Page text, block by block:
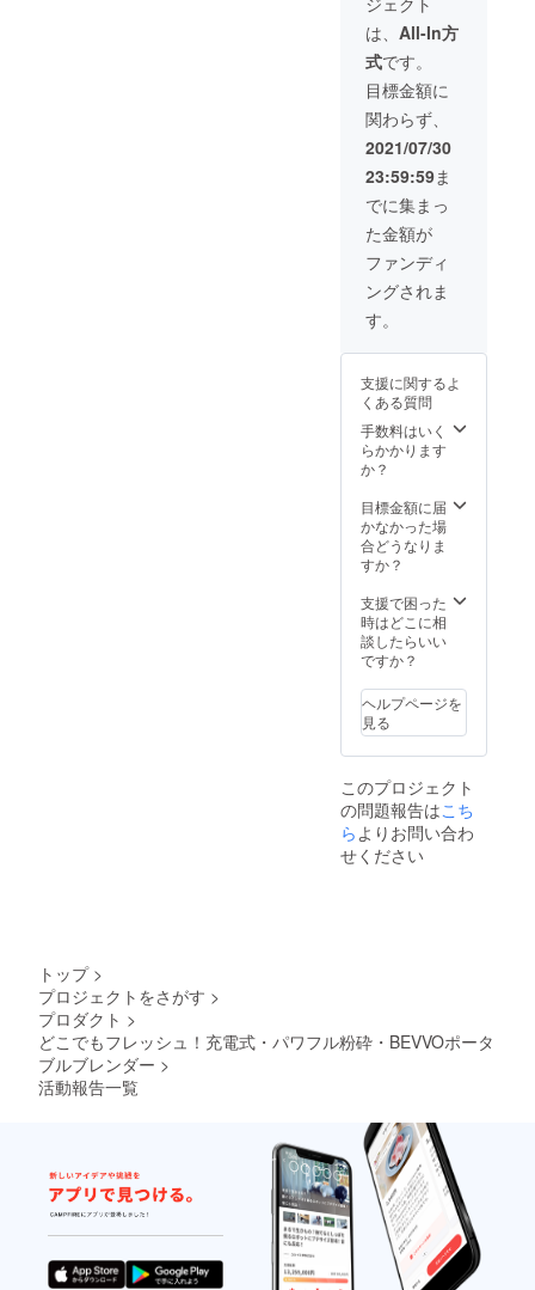
レン
ダー用
クリー
ニング
ブラシ
×2 ・
USB充
電ケー
ブル×2
・日本
語説明
書×2
※ACア
ダプ
ターは
付属し
レン
ダー本
体×2 ・
BPAフ
リー・
シリコ
ン製氷
トレイ
×2 ・
BPAフ
リー・
シリコ
ンプ
レップ
バッグ
×2 ・
ブルブ
ダー用
クリー
ニング
ブラシ
×2 ・
電ケー
ブル×2
・日本
語説明
※ACア
ダプ
ターは
付属し
せん。
は、 All-In方
式です。
目標金額に
関わらず、
2021/07/30
23:59:59ま
でに集まっ
た金額が
ファンディ
ングされま
す。
支援に関するよ
くある質問
手数料はいく
らかかります
か？
目標金額に届
かなかった場
合どうなりま
すか？
支援で困った
時はどこに相
談したらいい
ですか？
ヘルプページを
見る
このプロジェクト
の問題報告はこち
らよりお問い合わ
せください
トップ >
プロジェクトをさがす >
プロダクト >
どこでもフレッシュ！充電式・パワフル粉砕・BEVVOポータ
ブルブレンダー >
活動報告一覧